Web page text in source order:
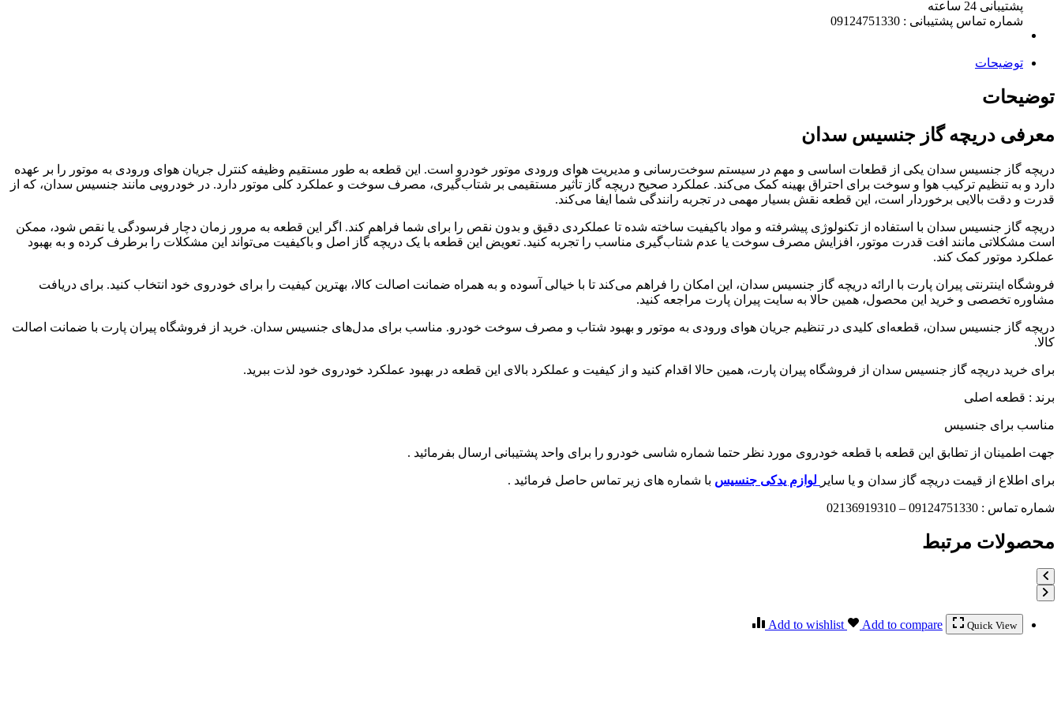
پشتیبانی 24 ساعته
شماره تماس پشتیبانی : 09124751330
توضیحات
توضیحات
معرفی دریچه گاز جنسیس سدان
دریچه گاز جنسیس سدان یکی از قطعات اساسی و مهم در سیستم سوخت‌رسانی و مدیریت هوای ورودی موتور خودرو است. این قطعه به طور مستقیم وظیفه کنترل جریان هوای ورودی به موتور را بر عهده
دارد و به تنظیم ترکیب هوا و سوخت برای احتراق بهینه کمک می‌کند. عملکرد صحیح دریچه گاز تأثیر مستقیمی بر شتاب‌گیری، مصرف سوخت و عملکرد کلی موتور دارد. در خودرویی مانند جنسیس سدان، که از
قدرت و دقت بالایی برخوردار است، این قطعه نقش بسیار مهمی در تجربه رانندگی شما ایفا می‌کند.
دریچه گاز جنسیس سدان با استفاده از تکنولوژی پیشرفته و مواد باکیفیت ساخته شده تا عملکردی دقیق و بدون نقص را برای شما فراهم کند. اگر این قطعه به مرور زمان دچار فرسودگی یا نقص شود، ممکن
است مشکلاتی مانند افت قدرت موتور، افزایش مصرف سوخت یا عدم شتاب‌گیری مناسب را تجربه کنید. تعویض این قطعه با یک دریچه گاز اصل و باکیفیت می‌تواند این مشکلات را برطرف کرده و به بهبود
عملکرد موتور کمک کند.
فروشگاه اینترنتی پیران پارت با ارائه دریچه گاز جنسیس سدان، این امکان را فراهم می‌کند تا با خیالی آسوده و به همراه ضمانت اصالت کالا، بهترین کیفیت را برای خودروی خود انتخاب کنید. برای دریافت
مشاوره تخصصی و خرید این محصول، همین حالا به سایت پیران پارت مراجعه کنید.
دریچه گاز جنسیس سدان، قطعه‌ای کلیدی در تنظیم جریان هوای ورودی به موتور و بهبود شتاب و مصرف سوخت خودرو. مناسب برای مدل‌های جنسیس سدان. خرید از فروشگاه پیران پارت با ضمانت اصالت
کالا.
برای خرید دریچه گاز جنسیس سدان از فروشگاه پیران پارت، همین حالا اقدام کنید و از کیفیت و عملکرد بالای این قطعه در بهبود عملکرد خودروی خود لذت ببرید.
برند : قطعه اصلی
مناسب برای جنسیس
جهت اطمینان از تطابق این قطعه با قطعه خودروی مورد نظر حتما شماره شاسی خودرو را برای واحد پشتیبانی ارسال بفرمائید .
برای اطلاع از قیمت دریچه گاز سدان و یا سایر لوازم یدکی جنسیس با شماره های زیر تماس حاصل فرمائید .
شماره تماس : 09124751330 – 02136919310
محصولات مرتبط
Quick View
Add to wishlist Add to compare